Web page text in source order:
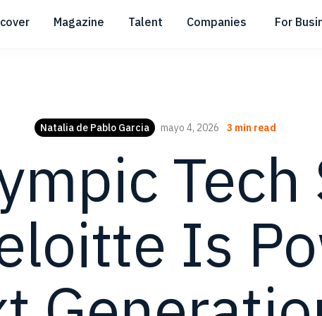
Submenu
Magazine Talent
Submenu
Companies For
Natalia de Pablo Garcia mayo 4, 2026 3 min read
Is